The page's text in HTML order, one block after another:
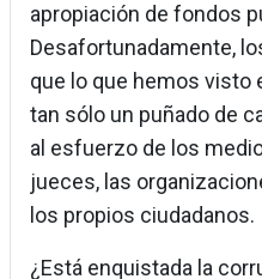
apropiación de fondos
Desafortunadamente,
que lo que hemos visto
tan sólo un puñado de
al esfuerzo de los
jueces, las
los propios ciudadanos.
¿Está enquistada la